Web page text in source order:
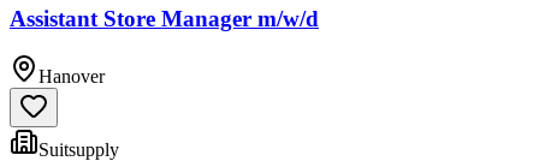
Assistant Store Manager m/w/d
Hanover
Suitsupply